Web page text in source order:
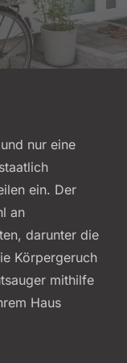
nur eine
ein. Der
an
darunter die
Körpergeruch
mithilfe
Haus